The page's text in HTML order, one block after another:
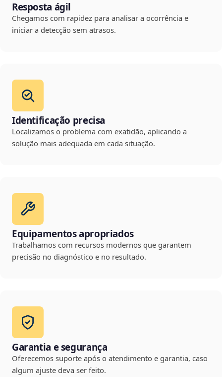
Resposta ágil
Chegamos com rapidez para analisar a ocorrência e
iniciar a detecção sem atrasos.
Identificação precisa
Localizamos o problema com exatidão, aplicando a
solução mais adequada em cada situação.
Equipamentos apropriados
Trabalhamos com recursos modernos que garantem
precisão no diagnóstico e no resultado.
Garantia e segurança
Oferecemos suporte após o atendimento e garantia, caso
algum ajuste deva ser feito.